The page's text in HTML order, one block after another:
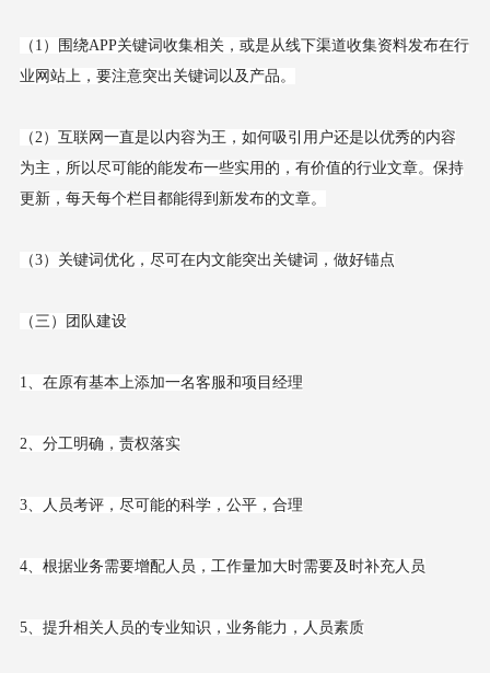
（1）围绕APP关键词收集相关，或是从线下渠道收集资料发布在行
业网站上，要注意突出关键词以及产品。
（2）互联网一直是以内容为王，如何吸引用户还是以优秀的内容
为主，所以尽可能的能发布一些实用的，有价值的行业文章。保持
更新，每天每个栏目都能得到新发布的文章。
（3）关键词优化，尽可在内文能突出关键词，做好锚点
（三）团队建设
1、在原有基本上添加一名客服和项目经理
2、分工明确，责权落实
3、人员考评，尽可能的科学，公平，合理
4、根据业务需要增配人员，工作量加大时需要及时补充人员
5、提升相关人员的专业知识，业务能力，人员素质